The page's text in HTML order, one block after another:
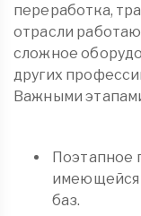
переработка,
отрасли
сложное
других
Важными
Поэтапное
имеющейся
баз.